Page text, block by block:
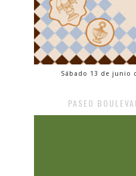
Sábado 13 de junio
PASEO